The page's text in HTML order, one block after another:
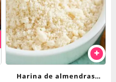
Harina de almendras